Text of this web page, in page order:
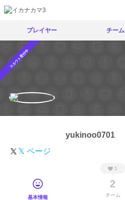
プレイヤー チーム
スカウト受付中
yukinoo0701
𝕏 ページ
基本情報
1
2
チーム